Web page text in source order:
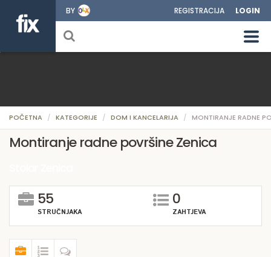
BY REGISTRACIJA LOGIN
POČETNA KATEGORIJE DOM I KANCELARIJA MONTIRANJE RADNE
Montiranje radne površine Zenica
55
STRUČNJAKA
0
ZAHTJEVA